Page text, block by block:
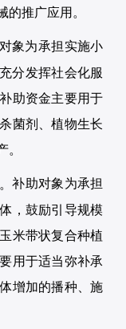
推广应用。
象为承担实施小
分发挥社会化服
助资金主要用于
菌剂、植物生长
补助对象为承担
，鼓励引导规模
米带状复合种植
用于适当弥补承
增加的播种、施